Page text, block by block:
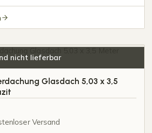
nicht lieferbar
Glasdach 5,03 x 3,5
Versand